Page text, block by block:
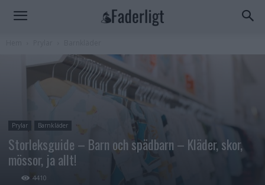
Prylar Barnkläder
Storleksguide – Barn och spädbarn – Kläder, skor,
mössor, ja allt!
4410